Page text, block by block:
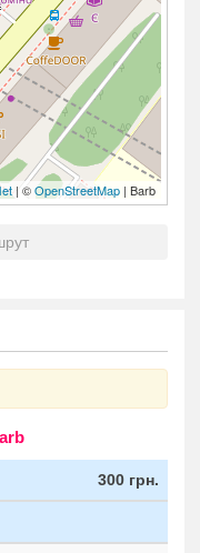
| ©OpenStreetMap | Barb
300 грн.